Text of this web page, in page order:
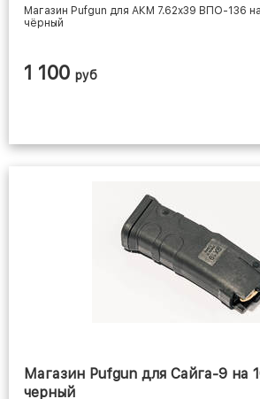
Магазин Pufgun для АКМ 7.62x39 ВПО-136
чёрный
1 100 руб
Магазин Pufgun для Сайга-9 на
черный